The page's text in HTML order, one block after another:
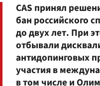
CAS принял
бан российского
до двух лет. При
отбывали
антидопинговых
участия в
в том числе и